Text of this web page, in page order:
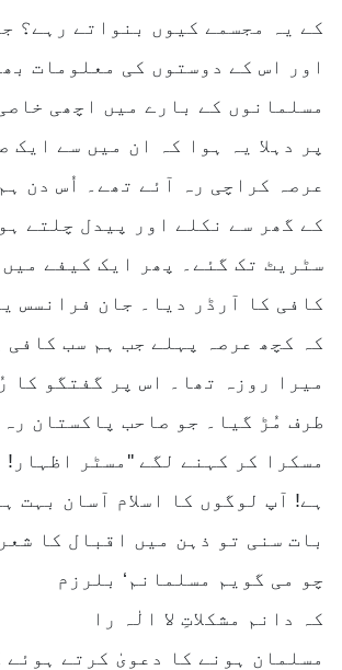
کے یہ مجسمے کیوں بنواتے رہے؟
اور اس کے دوستوں کی معلومات
مسلمانوں کے بارے میں اچھی
پر دہلا یہ ہوا کہ ان میں سے ایک
عرصہ کراچی رہ آئے تھے۔ اُس دن
کے گھر سے نکلے اور پیدل چلتے
سٹریٹ تک گئے۔ پھر ایک کیفے میں
کافی کا آرڈر دیا۔ جان فرانسس
کہ کچھ عرصہ پہلے جب ہم سب کافی
میرا روزہ تھا۔ اس پر گفتگو کا
طرف مُڑ گیا۔ جو صاحب پاکستان رہ
مسکرا کر کہنے لگے ''مسٹر
ہے! آپ لوگوں کا اسلام آسان بہت
بات سنی تو ذہن میں اقبال کا
چو می گویم مسلمانم‘ بلرزم
کہ دانم مشکلاتِ لا الٰہ را
مسلمان ہونے کا دعویٰ کرتے ہوئے